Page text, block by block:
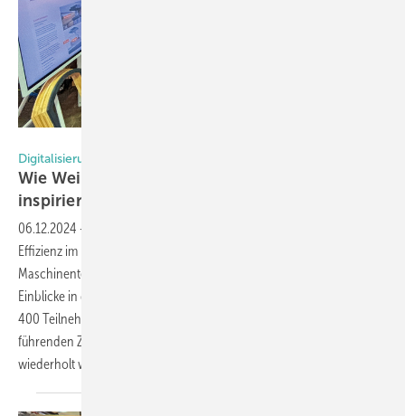
Digitalisierung und Nachhaltigkeit im Fokus
Wie Weinig auf dem CNC-Forum die Branche
inspiriert
06.12.2024 -
Effizienz im Fensterbau im Mittelpunkt. Von modernster
Maschinentechnik bis zur digitalen Transformation bot das Event
Einblicke in die Zukunft der Branche – und zugleich hatten die über
400 Teilnehmenden reichlich Gelegenheit zum Netzwerken mit ca. 35
führenden Zuliefer­unternehmen. Ein tolles Format, das wohl auch
wiederholtwird.